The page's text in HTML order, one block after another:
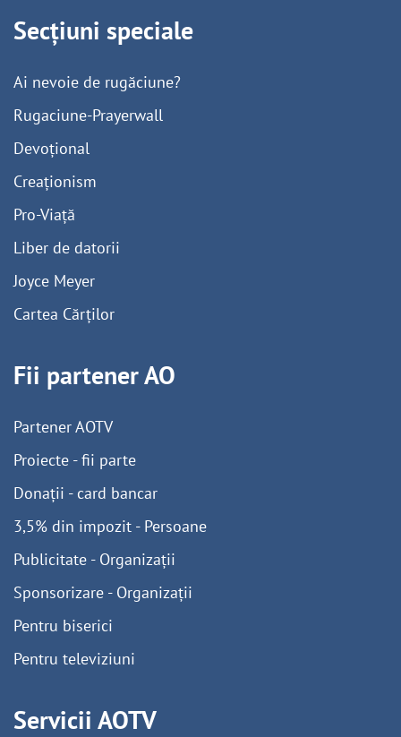
Secțiuni speciale
Ai nevoie de rugăciune?
Rugaciune-Prayerwall
Devoțional
Creaționism
Pro-Viață
Liber de datorii
Joyce Meyer
Cartea Cărților
Fii partener AO
Partener AOTV
Proiecte - fii parte
Donații - card bancar
3,5% din impozit - Persoane
Publicitate - Organizații
Sponsorizare - Organizații
Pentru biserici
Pentru televiziuni
Servicii AOTV